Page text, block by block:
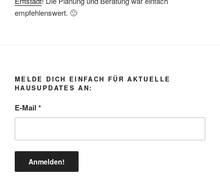
empfehlenswert. 🙂
MELDE DICH EINFACH FÜR AKTUELLE
HAUSUPDATES AN:
E-Mail *